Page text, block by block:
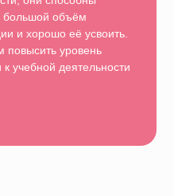
большой объём
и хорошо её усвоить.
уровень
учебной деятельности